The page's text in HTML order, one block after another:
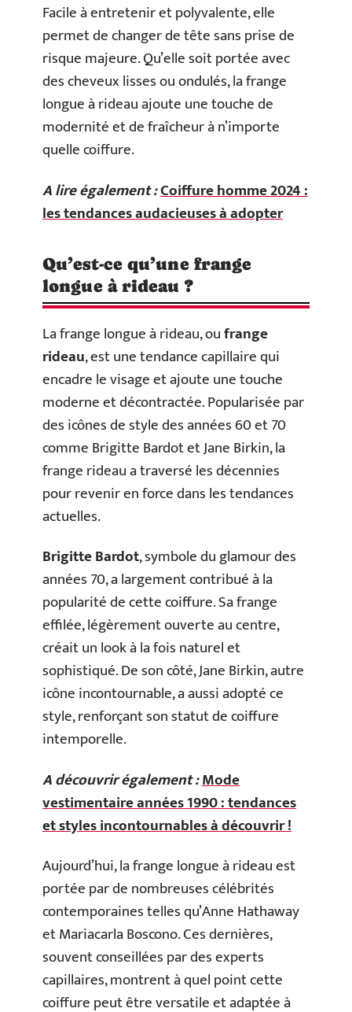
Facile à entretenir et polyvalente, elle
permet de changer de tête sans prise de
risque majeure. Qu’elle soit portée avec
des cheveux lisses ou ondulés, la frange
longue à rideau ajoute une touche de
modernité et de fraîcheur à n’importe
quelle coiffure.
A lire également :Coiffure homme 2024 :
les tendances audacieuses à adopter
Qu’est-ce qu’une frange
longue à rideau ?
La frange longue à rideau, oufrange
rideau, est une tendance capillaire qui
encadre le visage et ajoute une touche
moderne et décontractée. Popularisée par
des icônes de style des années 60 et 70
comme Brigitte Bardot et Jane Birkin, la
frange rideau a traversé les décennies
pour revenir en force dans les tendances
actuelles.
Brigitte Bardot, symbole du glamour des
années 70, a largement contribué à la
popularité de cette coiffure. Sa frange
effilée, légèrement ouverte au centre,
créait un look à la fois naturel et
sophistiqué. De son côté, Jane Birkin, autre
icône incontournable, a aussi adopté ce
style, renforçant son statut de coiffure
intemporelle.
A découvrir également :Mode
vestimentaire années 1990 : tendances
et styles incontournables à découvrir !
Aujourd’hui, la frange longue à rideau est
portée par de nombreuses célébrités
contemporaines telles qu’Anne Hathaway
et Mariacarla Boscono. Ces dernières,
souvent conseillées par des experts
capillaires, montrent à quel point cette
coiffure peut être versatile et adaptée à